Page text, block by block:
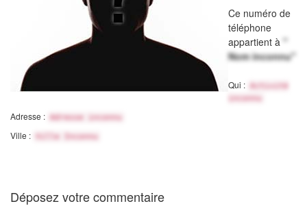
Ce numéro de
téléphone
appartient à "
Nom inconnu"
Qui :
Activité
inconnu
Adresse : Adresse inconnu
Ville : Ville Inconnu
Déposez votre commentaire